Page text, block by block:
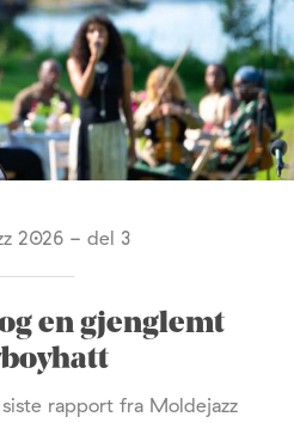
2026 - del 3
en gjenglemt
rapport fra Moldejazz